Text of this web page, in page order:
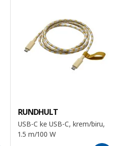
RUNDHULT
USB-C ke USB-C, krem/biru,
1.5 m/100 W